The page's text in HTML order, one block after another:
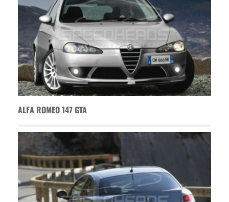
ALFA ROMEO 147 GTA